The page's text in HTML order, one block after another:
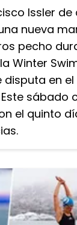
Issler de
nueva
pecho
Winter
disputa en
sábado
el quinto